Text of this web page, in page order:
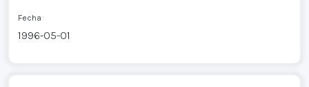
Fecha
1996-05-01